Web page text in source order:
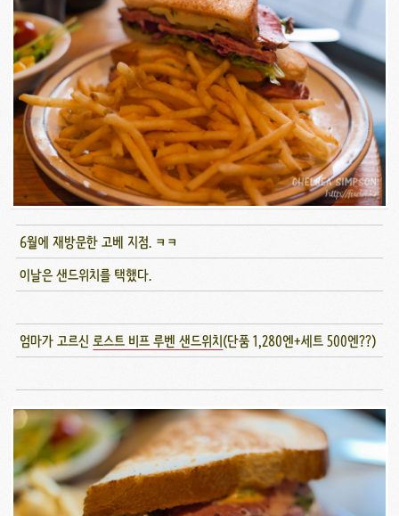
6월에 재방문한 고베 지점. ㅋㅋ
이날은 샌드위치를 택했다.
엄마가 고르신로스트 비프 루벤 샌드위치(단품 1,280엔+세트 500엔??)